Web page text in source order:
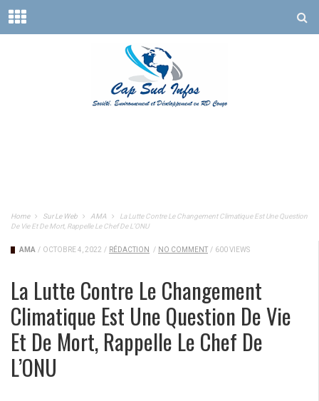
Home Sur Le Web AMA
La Lutte Contre Le Changement Climatique Est Une Question
De Vie Et De Mort, Rappelle Le Chef De L’ONU
AMA / OCTOBRE 4, 2022 / RÉDACTION / NO COMMENT / 600 VIEWS
La Lutte Contre Le Changement
Climatique Est Une Question De Vie
Et De Mort, Rappelle Le Chef De
L’ONU